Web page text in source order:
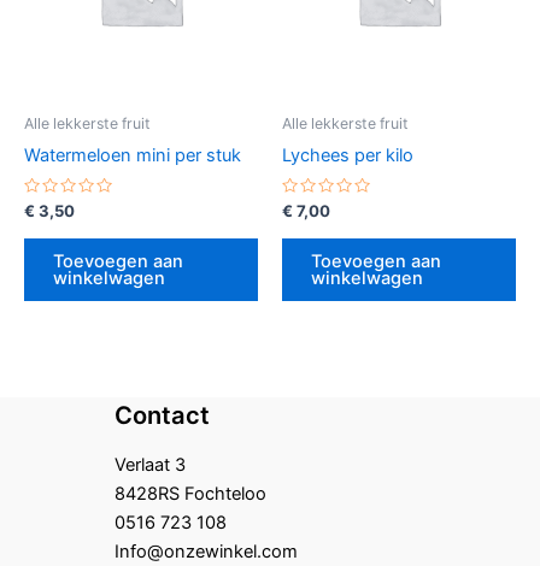
Alle lekkerste fruit
Watermeloen mini per stuk
Gewaardeerd
uit
€ 3,50
Toevoegen aan
winkelwagen
Alle lekkerste fruit
Lychees per kilo
Gewaardeerd
uit
€ 7,00
Toevoegen aan
winkelwagen
Contact
Verlaat 3
8428RS Fochteloo
0516 723 108
Info@onzewinkel.com